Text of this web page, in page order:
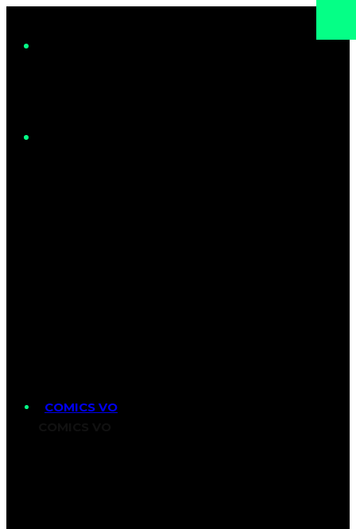
COMICS VO